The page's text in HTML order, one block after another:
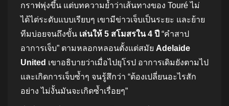
กราฟพุ่งขึ้น แต่บทความย้ำว่าเส้นทางของ Touré ไม่
ได้ไต่ระดับแบบเรียบๆ เขามีข่าวเจ็บเป็นระยะ และย้าย
ทีมบ่อยจนถึงขั้น เล่นให้ 5 สโมสรใน 4 ปี “คำสาป
อาการเจ็บ” ตามหลอกหลอนตั้งแต่สมัย Adelaide
United เขาอธิบายว่าเมื่อไปยุโรป อาการเดิมยังตามไป
และเกิดการเจ็บซ้ำๆ จนรู้สึกว่า “ต้องเปลี่ยนอะไรสัก
อย่าง ไม่งั้นมันจะเกิดซ้ำเรื่อยๆ”